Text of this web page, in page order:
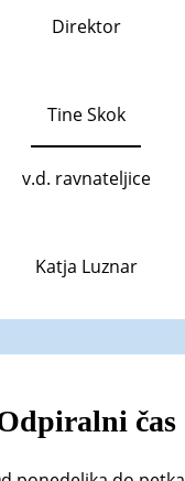
Direktor
Tine Skok
v.d. ravnateljice
Katja Luznar
čas